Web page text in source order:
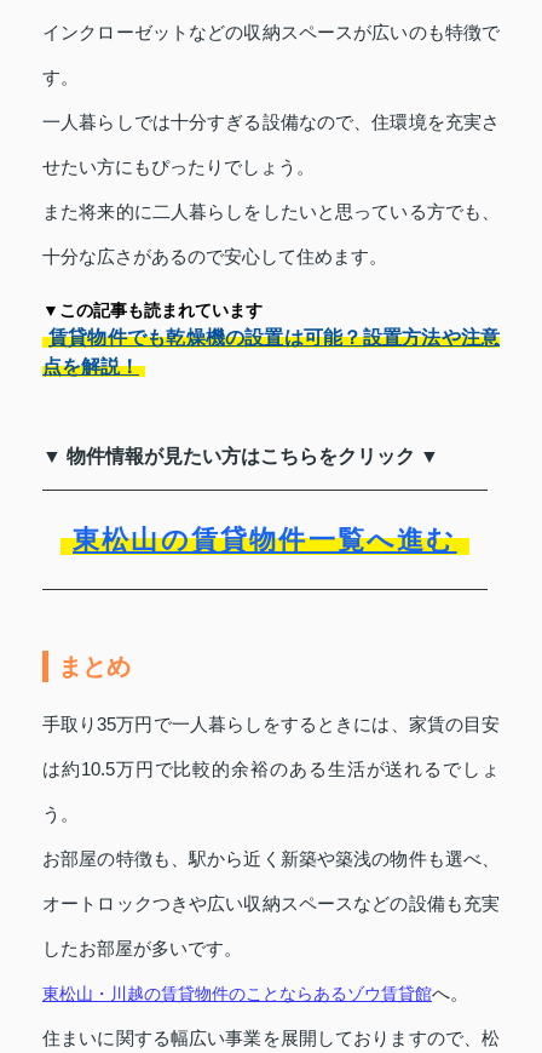
インクローゼットなどの収納スペースが広いのも特徴で
す。
一人暮らしでは十分すぎる設備なので、住環境を充実さ
せたい方にもぴったりでしょう。
また将来的に二人暮らしをしたいと思っている方でも、
十分な広さがあるので安心して住めます。
▼この記事も読まれています
賃貸物件でも乾燥機の設置は可能？設置方法や注意
点を解説！
▼ 物件情報が見たい方はこちらをクリック ▼
東松山の賃貸物件一覧へ進む
まとめ
手取り35万円で一人暮らしをするときには、家賃の目安
は約10.5万円で比較的余裕のある生活が送れるでしょ
う。
お部屋の特徴も、駅から近く新築や築浅の物件も選べ、
オートロックつきや広い収納スペースなどの設備も充実
したお部屋が多いです。
東松山・川越の賃貸物件のことならあるゾウ賃貸館へ。
住まいに関する幅広い事業を展開しておりますので、松